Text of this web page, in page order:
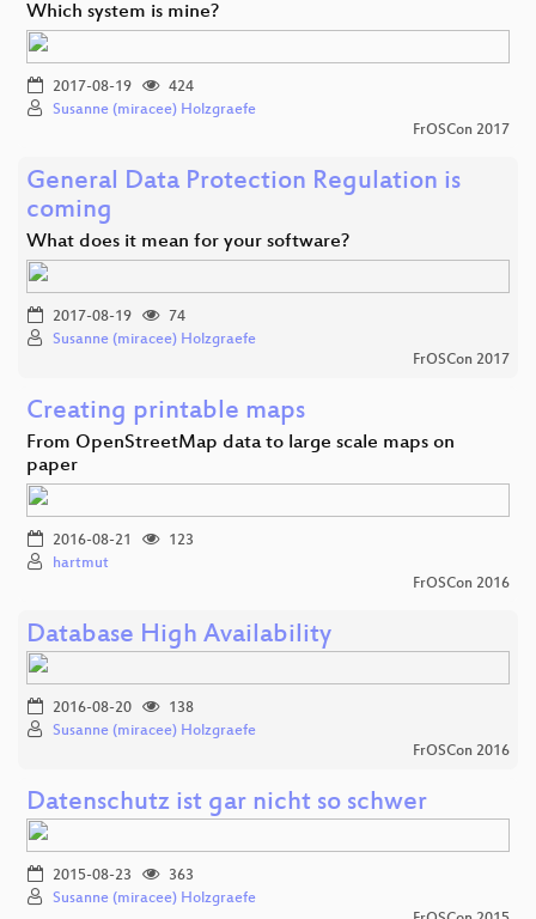
Which system is mine?
2017-08-19
424
Susanne (miracee) Holzgraefe
FrOSCon 2017
General Data Protection Regulation is
coming
What does it mean for your software?
2017-08-19
74
Susanne (miracee) Holzgraefe
FrOSCon 2017
Creating printable maps
From OpenStreetMap data to large scale maps on
paper
2016-08-21
123
hartmut
FrOSCon 2016
Database High Availability
2016-08-20
138
Susanne (miracee) Holzgraefe
FrOSCon 2016
Datenschutz ist gar nicht so schwer
2015-08-23
363
Susanne (miracee) Holzgraefe